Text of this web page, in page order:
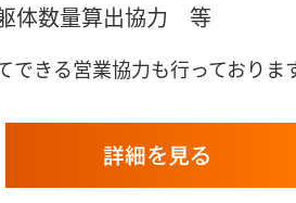
体数量算出協力 等
できる営業協力も行っておりま
詳細を見る